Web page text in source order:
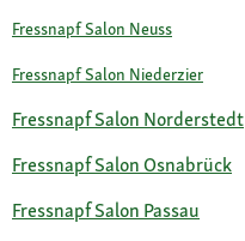
Fressnapf Salon Neuss
Fressnapf Salon Niederzier
Fressnapf Salon Norderstedt
Fressnapf Salon Osnabrück
Fressnapf Salon Passau